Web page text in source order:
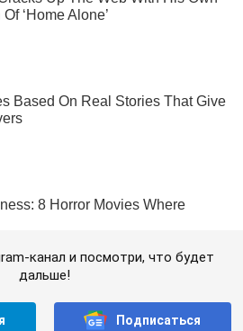
канал и посмотри, что будет
дальше!
Подписаться